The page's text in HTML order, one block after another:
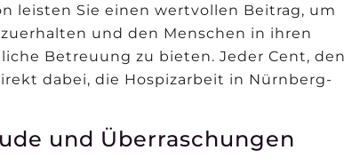
leisten Sie einen wertvollen Beitrag, um
und den Menschen in ihren
Betreuung zu bieten. Jeder Cent, den
dabei, die Hospizarbeit in Nürnberg-
und Überraschungen